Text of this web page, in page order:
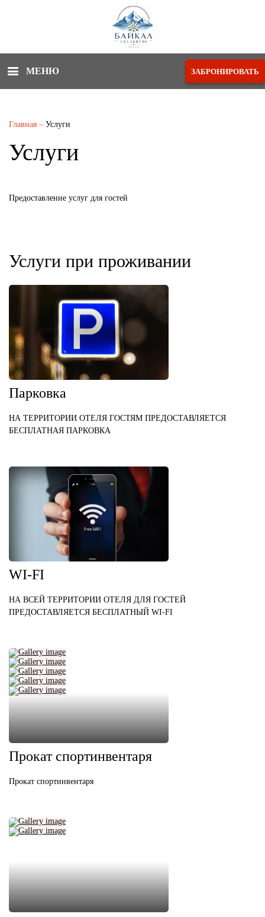
МЕНЮ ЗАБРОНИРОВАТЬ
Главная – Услуги
Услуги
Предоставление услуг для гостей
Услуги при проживании
Парковка
НА ТЕРРИТОРИИ ОТЕЛЯ ГОСТЯМ ПРЕДОСТАВЛЯЕТСЯ
БЕСПЛАТНАЯ ПАРКОВКА
WI-FI
НА ВСЕЙ ТЕРРИТОРИИ ОТЕЛЯ ДЛЯ ГОСТЕЙ
ПРЕДОСТАВЛЯЕТСЯ БЕСПЛАТНЫЙ WI-FI
Прокат спортинвентаря
Прокат спортинвентаря